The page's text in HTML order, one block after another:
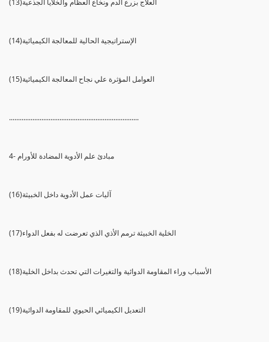
(14)الإستراتيجية الحالية للمعالجة الكيميائية
(15)العوامل المؤثرة علي نجاح المعالجة الكيميائية
........................................................................
4- مبادئ علم الأدوية المضادة للأورام
(16)آليات عمل الأدوية داخل الخبيثة
(17)الخلية الخبيثة ترمم الأذي الذي تعرضت له بفعل الدواء
(18)الأسباب وراء المقاومة الدوائية والتغيرات التي تحدث بداخل الخلية
(19)التعديل الكيميائي الحيوي للمقاومة الدوائية